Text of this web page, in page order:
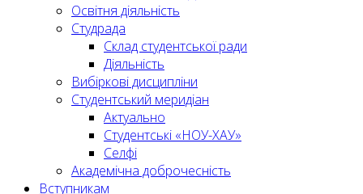
Освітня діяльність
Студрада
Склад студентської ради
Діяльність
Вибіркові дисципліни
Студентський меридіан
Актуально
Студентські «НОУ-ХАУ»
Селфі
Академічна доброчесність
Вступникам